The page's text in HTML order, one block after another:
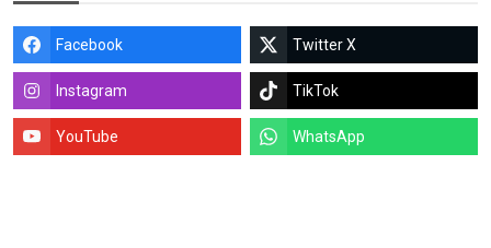
Facebook Twitter X
Instagram TikTok
YouTube WhatsApp